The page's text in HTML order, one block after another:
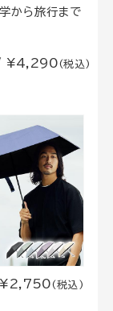
から旅行まで
¥4,290(税込)
¥2,750(税込)